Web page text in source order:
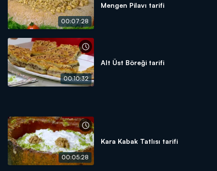
00:07:28
Mengen Pilavı tarifi
00:10:32
Alt Üst Böreği tarifi
00:05:28
Kara Kabak Tatlısı tarifi